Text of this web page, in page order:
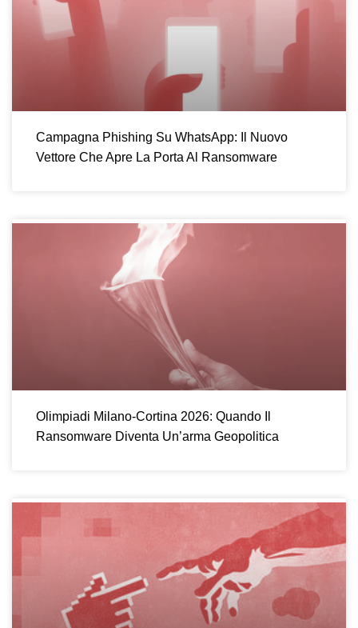
Campagna Phishing Su WhatsApp: Il Nuovo
Vettore Che Apre La Porta Al Ransomware
Olimpiadi Milano-Cortina 2026: Quando Il
Ransomware Diventa Un’arma Geopolitica